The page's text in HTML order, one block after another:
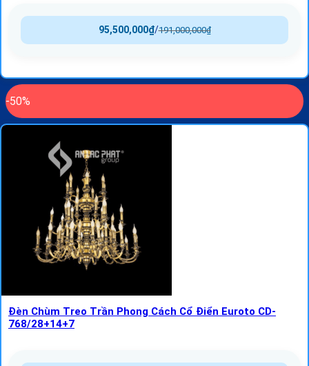
191,000,000₫
/
95,500,000₫
-50%
Đèn Chùm Treo Trần Phong Cách Cổ Điển Euroto CD-
768/28+14+7